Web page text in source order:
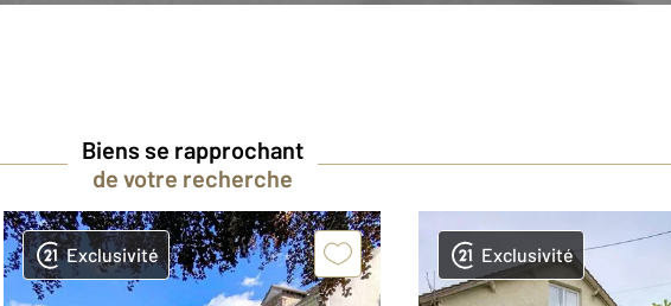
Biens se rapprochant
de votre recherche
Exclusivité Exclusivité